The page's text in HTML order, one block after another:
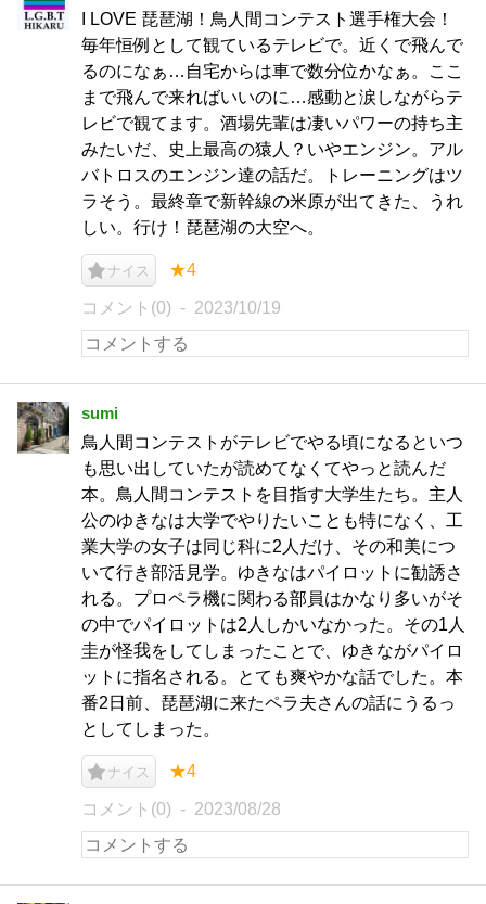
I LOVE 琵琶湖！鳥人間コンテスト選手権大会！
毎年恒例として観ているテレビで。近くで飛んで
るのになぁ…自宅からは車で数分位かなぁ。ここ
まで飛んで来ればいいのに…感動と涙しながらテ
レビで観てます。酒場先輩は凄いパワーの持ち主
みたいだ、史上最高の猿人？いやエンジン。アル
バトロスのエンジン達の話だ。トレーニングはツ
ラそう。最終章で新幹線の米原が出てきた、うれ
しい。行け！琵琶湖の大空へ。
ナイス ★4
コメント(0) 2023/10/19
sumi
鳥人間コンテストがテレビでやる頃になるといつ
も思い出していたが読めてなくてやっと読んだ
本。鳥人間コンテストを目指す大学生たち。主人
公のゆきなは大学でやりたいことも特になく、工
業大学の女子は同じ科に2人だけ、その和美につ
いて行き部活見学。ゆきなはパイロットに勧誘さ
れる。プロペラ機に関わる部員はかなり多いがそ
の中でパイロットは2人しかいなかった。その1人
圭が怪我をしてしまったことで、ゆきながパイロ
ットに指名される。とても爽やかな話でした。本
番2日前、琵琶湖に来たペラ夫さんの話にうるっ
としてしまった。
ナイス ★4
コメント(0) 2023/08/28